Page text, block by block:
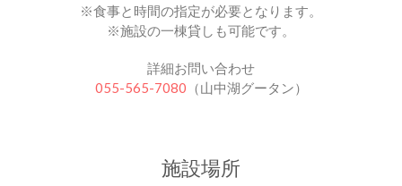
※食事と時間の指定が必要となります。
※施設の一棟貸しも可能です。
詳細お問い合わせ
055-565-7080 （山中湖グータン）
施設場所